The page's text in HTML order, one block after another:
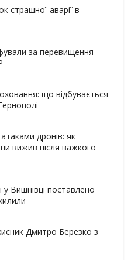
страшної аварії в
за перевищення
що відбувається
дронів: як
вижив після важкого
у Вишнівці поставлено
Дмитро Березко з